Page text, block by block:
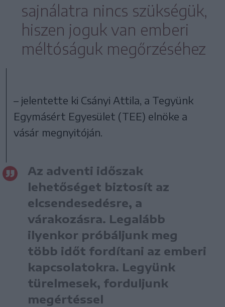
sajnálatra nincs szükségük,
hiszen joguk van emberi
méltóságuk megőrzéséhez
– jelentette ki Csányi Attila, a Tegyünk
Egymásért Egyesület (TEE) elnöke a
vásár megnyitóján.
Az adventi időszak
lehetőséget biztosít az
elcsendesedésre, a
várakozásra. Legalább
ilyenkor próbáljunk meg
több időt fordítani az emberi
kapcsolatokra. Legyünk
türelmesek, forduljunk
megértéssel